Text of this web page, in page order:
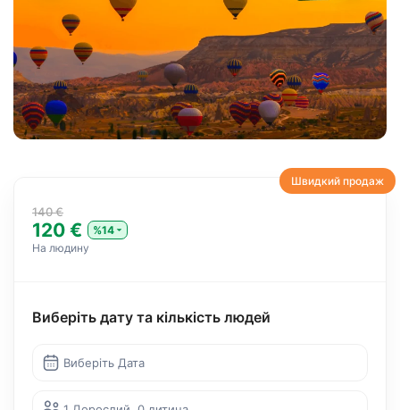
Швидкий продаж
140 €
120 €
%14
На людину
Виберіть дату та кількість людей
Виберіть Дата